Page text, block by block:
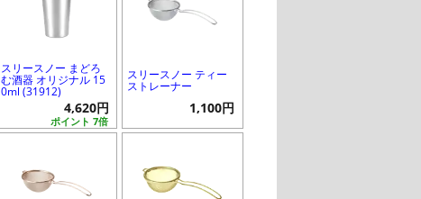
スリースノー まどろ
む酒器 オリジナル 15
0ml (31912)
ポイント 7倍
4,620円
スリースノー ティー
ストレーナー
1,100円